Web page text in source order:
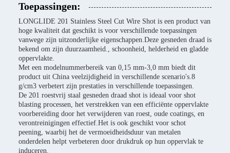
Toepassingen:
LONGLIDE 201 Stainless Steel Cut Wire Shot is een product van
hoge kwaliteit dat geschikt is voor verschillende toepassingen
vanwege zijn uitzonderlijke eigenschappen.Deze gesneden draad is
bekend om zijn duurzaamheid., schoonheid, helderheid en gladde
oppervlakte.
Met een modelnummerbereik van 0,15 mm-3,0 mm biedt dit
product uit China veelzijdigheid in verschillende scenario's.8
g/cm3 verbetert zijn prestaties in verschillende toepassingen.
De 201 roestvrij staal gesneden draad shot is ideaal voor shot
blasting processen, het verstrekken van een efficiënte oppervlakte
voorbereiding door het verwijderen van roest, oude coatings, en
verontreinigingen effectief.Het is ook geschikt voor schot
peening, waarbij het de vermoeidheidsduur van metalen
onderdelen helpt verbeteren door drukdruk op hun oppervlak te
induceren.